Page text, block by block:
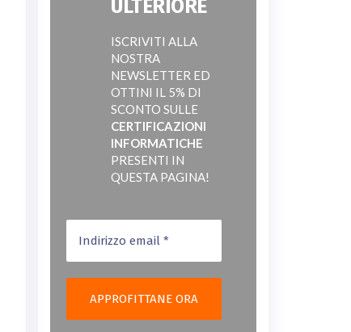
ULTERIORE
ISCRIVITI ALLA
NOSTRA
NEWSLETTER ED
OTTINI IL 5% DI
SCONTO SULLE
CERTIFICAZIONI
INFORMATICHE
PRESENTI IN
QUESTA PAGINA!